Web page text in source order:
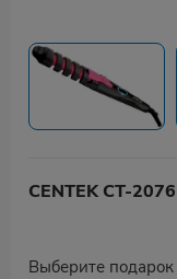
CENTEK CT-
Выберите